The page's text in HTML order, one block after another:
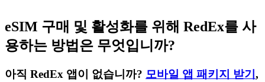
eSIM 구매 및 활성화를 위해 RedEx를 사
용하는 방법은 무엇입니까?
아직 RedEx 앱이 없습니까? 모바일 앱 패키지 받기 ,